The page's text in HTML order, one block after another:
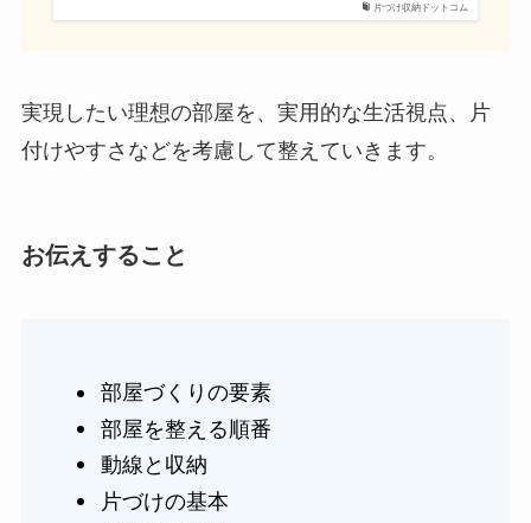
片づけ収納ドットコム
実現したい理想の部屋を、実用的な生活視点、片
付けやすさなどを考慮して整えていきます。
お伝えすること
部屋づくりの要素
部屋を整える順番
動線と収納
片づけの基本